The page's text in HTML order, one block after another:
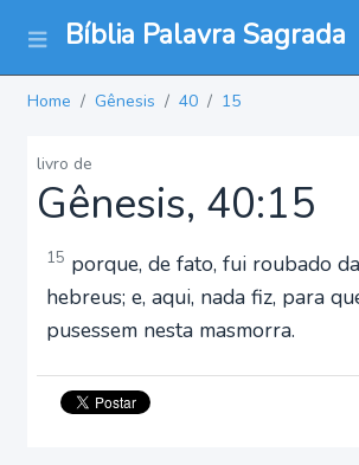
Bíblia Palavra Sagrada
Home Gênesis 40 15
livro de
Gênesis, 40:15
15 porque, de fato, fui roubado
hebreus; e, aqui, nada fiz, para
pusessem nesta masmorra.